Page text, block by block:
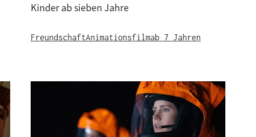
Kinder ab sieben Jahre
FreundschaftAnimationsfilmab 7 Jahren